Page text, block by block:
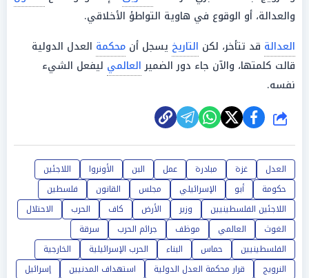
والعدالة، أو الوقوع في هاوية التواطؤ الأخلاقي.
العدالة قد تتأخر، لكن التاريخ يسجل أن محكمة العدل الدولية
قالت كلمتها، والآن جاء دور الضميرالعالمي ليفعل الشيء
نفسه.
شارك
العدل غزة مبادرة عمل البن الأونروا
اللاجئين
حكومة
أبو الإسرائيلي مجلس القانون
فلسطين
اللاجئين الفلسطينيين
وزير الأرض كاف الحرب
الاحتلال
الغوث
العالمي موظف جرائم الحرب
سرقة
الفلسطينيين
حماس البناء الحرب الإسرائيلية
الخارجية
النرويج
قرار محكمة العدل الدولية استهداف المدنيين
إسرائيل